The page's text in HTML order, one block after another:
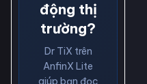
động thị
trường?
Dr TiX trên
AnfinX Lite
giúp bạn đọc